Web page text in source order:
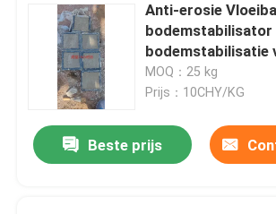
Anti-erosie
bodemstabilisator
bodemstabilisatie
MOQ：25 kg
Prijs：10CHY/KG
Beste prijs